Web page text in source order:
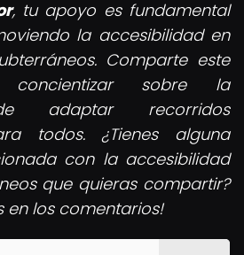
, tu apoyo es fundamental
la accesibilidad en
Comparte este
sobre la
adaptar recorridos
todos. ¿Tienes alguna
con la accesibilidad
que quieras compartir?
en los comentarios!